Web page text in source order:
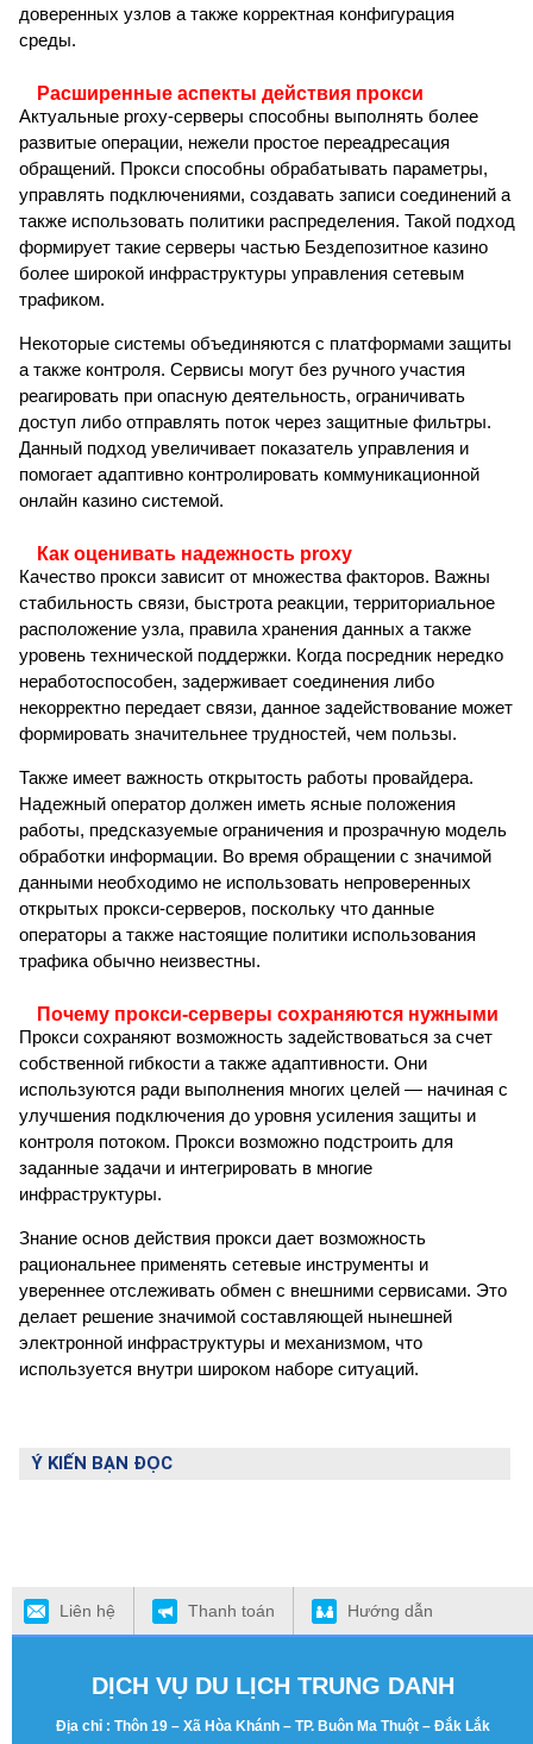
доверенных узлов а также корректная конфигурация
среды.
Расширенные аспекты действия прокси
Актуальные proxy-серверы способны выполнять более
развитые операции, нежели простое переадресация
обращений. Прокси способны обрабатывать параметры,
управлять подключениями, создавать записи соединений а
также использовать политики распределения. Такой подход
формирует такие серверы частью Бездепозитное казино
более широкой инфраструктуры управления сетевым
трафиком.
Некоторые системы объединяются с платформами защиты
а также контроля. Сервисы могут без ручного участия
реагировать при опасную деятельность, ограничивать
доступ либо отправлять поток через защитные фильтры.
Данный подход увеличивает показатель управления и
помогает адаптивно контролировать коммуникационной
онлайн казино системой.
Как оценивать надежность proxy
Качество прокси зависит от множества факторов. Важны
стабильность связи, быстрота реакции, территориальное
расположение узла, правила хранения данных а также
уровень технической поддержки. Когда посредник нередко
неработоспособен, задерживает соединения либо
некорректно передает связи, данное задействование может
формировать значительнее трудностей, чем пользы.
Также имеет важность открытость работы провайдера.
Надежный оператор должен иметь ясные положения
работы, предсказуемые ограничения и прозрачную модель
обработки информации. Во время обращении с значимой
данными необходимо не использовать непроверенных
открытых прокси-серверов, поскольку что данные
операторы а также настоящие политики использования
трафика обычно неизвестны.
Почему прокси-серверы сохраняются нужными
Прокси сохраняют возможность задействоваться за счет
собственной гибкости а также адаптивности. Они
используются ради выполнения многих целей — начиная с
улучшения подключения до уровня усиления защиты и
контроля потоком. Прокси возможно подстроить для
заданные задачи и интегрировать в многие
инфраструктуры.
Знание основ действия прокси дает возможность
рациональнее применять сетевые инструменты и
увереннее отслеживать обмен с внешними сервисами. Это
делает решение значимой составляющей нынешней
электронной инфраструктуры и механизмом, что
используется внутри широком наборе ситуаций.
Ý KIẾN BẠN ĐỌC
Liên hệ Thanh toán Hướng dẫn
DỊCH VỤ DU LỊCH TRUNG DANH
Địa chỉ : Thôn 19 – Xã Hòa Khánh – TP. Buôn Ma Thuột – Đắk Lắk